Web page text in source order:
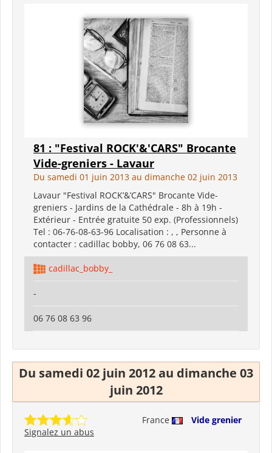
81 : "Festival ROCK'&'CARS" Brocante
Vide-greniers - Lavaur
Du samedi 01 juin 2013 au dimanche 02 juin 2013
Lavaur "Festival ROCK’&’CARS" Brocante Vide-
greniers - Jardins de la Cathédrale - 8h à 19h -
Extérieur - Entrée gratuite 50 exp. (Professionnels)
Tel : 06-76-08-63-96 Localisation : , , Personne à
contacter : cadillac bobby, 06 76 08 63...
cadillac_bobby_
-
06 76 08 63 96
Du samedi 02 juin 2012 au dimanche 03
juin 2012
France
Vide grenier
Signalez un abus